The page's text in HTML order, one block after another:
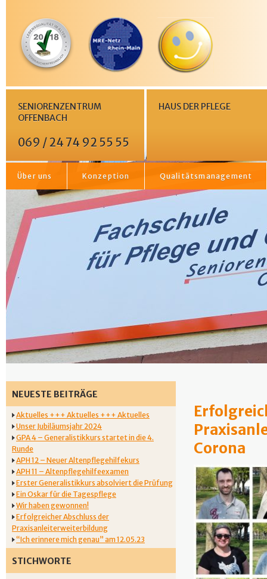
SENIORENZENTRUM
OFFENBACH
069 / 24 74 92 55 55
HAUS DER PFLEGE
Über uns Konzeption Qualitätsmanagement
NEUESTE BEITRÄGE
Aktuelles +++ Aktuelles +++ Aktuelles
Unser Jubiläumsjahr 2024
GPA 4 – Generalistikkurs startet in die 4.
Runde
APH 12 – Neuer Altenpflegehilfekurs
APH 11 – Altenpflegehilfeexamen
Erster Generalistikkurs absolviert die Prüfung
Ein Oskar für die Tagespflege
Wir haben gewonnen!
Erfolgreicher Abschluss der
Praxisanleiterweiterbildung
“Ich erinnere mich genau” am 12.05.23
STICHWORTE
Corona